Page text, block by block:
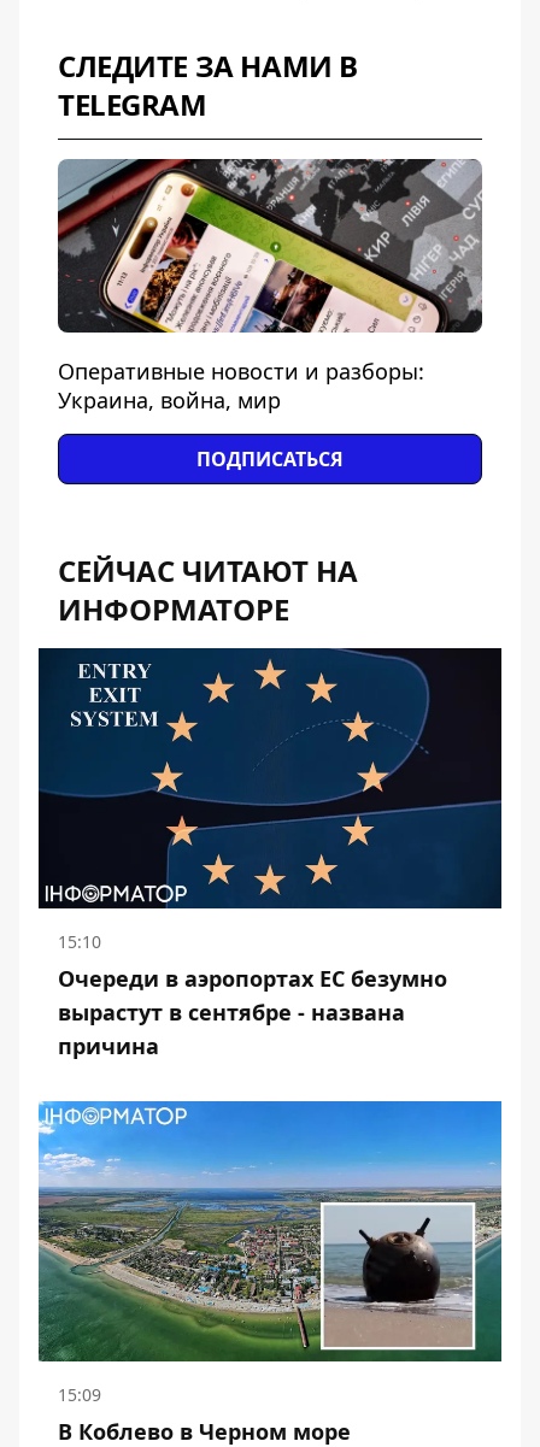
СЛЕДИТЕ ЗА НАМИ В
TELEGRAM
Оперативные новости и разборы:
Украина, война, мир
ПОДПИСАТЬСЯ
СЕЙЧАС ЧИТАЮТ НА
ИНФОРМАТОРЕ
15:10
Очереди в аэропортах ЕС безумно
вырастут в сентябре - названа
причина
15:09
В Коблево в Черном море